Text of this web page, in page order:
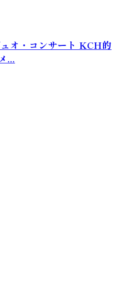
オ・コンサート KCH的
...